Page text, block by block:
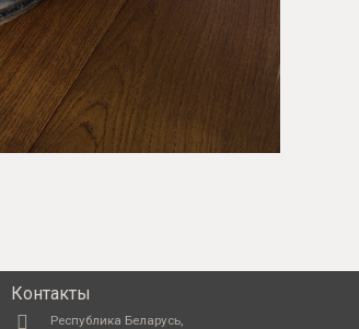
Контакты
Республика Беларусь,